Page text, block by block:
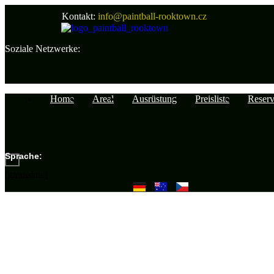
Kontakt: info@paintball-rooktown.cz
Soziale Netzwerke:
Home Areal Ausrüstung Preisliste
Sprache: